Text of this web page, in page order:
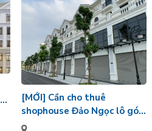
[MỚI] Cần cho thuê
shophouse Đảo Ngọc lô góc
Vinhomes Ocean Park 3